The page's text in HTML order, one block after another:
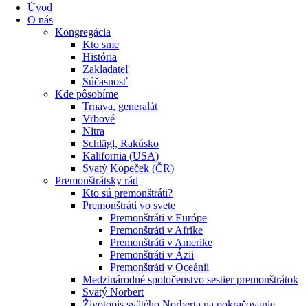
Úvod
O nás
Kongregácia
Kto sme
História
Zakladateľ
Súčasnosť
Kde pôsobíme
Trnava, generalát
Vrbové
Nitra
Schlägl, Rakúsko
Kalifornia (USA)
Svatý Kopeček (ČR)
Premonštrátsky rád
Kto sú premonštráti?
Premonštráti vo svete
Premonštráti v Európe
Premonštráti v Afrike
Premonštráti v Amerike
Premonštráti v Ázii
Premonštráti v Oceánii
Medzinárodné spoločenstvo sestier premonštrátok
Svätý Norbert